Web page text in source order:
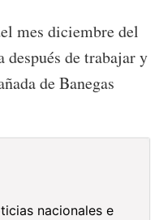
mes diciembre del
después de trabajar y
de Banegas
nacionales e